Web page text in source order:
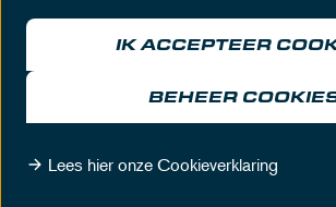
© MASCOT Circuit
Algemene voorwaarden Privacy
IK ACCEPTEER
BEHEER
Lees hier onze Cookieverklaring